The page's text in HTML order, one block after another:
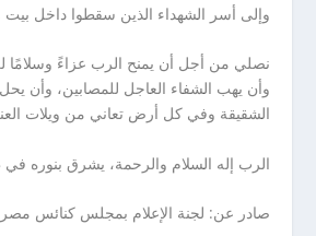
وإلى أسر الشهداء الذين سقطوا داخل
نصلي من أجل أن يمنح الرب عزاءً وسلامًا
وأن يهب الشفاء العاجل للمصابين، وأن
الشقيقة وفي كل أرض تعاني من ويلات
الرب إله السلام والرحمة، يشرق بنوره في
صادر عن: لجنة الإعلام بمجلس كنائس مصر